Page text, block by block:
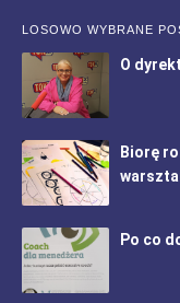
LOSOWO WYBRANE
O
Biorę
Po co